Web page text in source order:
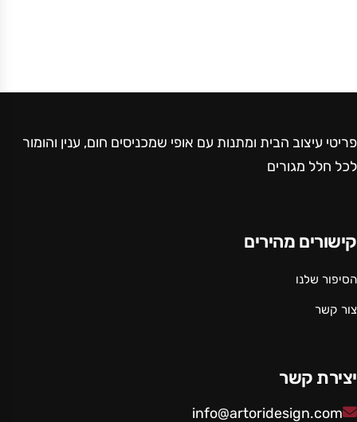
פריטי עיצוב הבית ומתנות עם אופי שמכניסים חום, ענין והומור
לכל חלל מגורים
קישורים מהירים
הסיפור שלנו
צור קשר
יצירת קשר
info@artoridesign.com